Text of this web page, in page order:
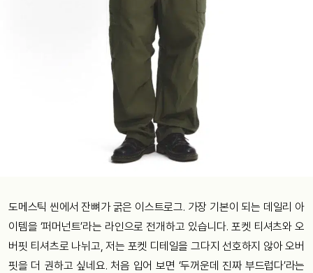
도메스틱 씬에서 잔뼈가 굵은 이스트로그. 가장 기본이 되는 데일리 아
이템을 ‘퍼머넌트’라는 라인으로 전개하고 있습니다. 포켓 티셔츠와 오
버핏 티셔츠로 나뉘고, 저는 포켓 디테일을 그다지 선호하지 않아 오버
핏을 더 권하고 싶네요. 처음 입어 보면 ‘두꺼운데 진짜 부드럽다’라는